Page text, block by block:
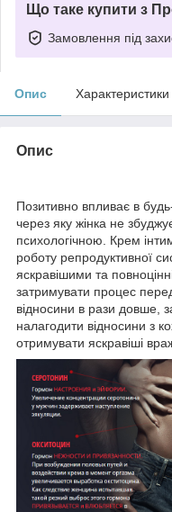
Що таке купити з
Замовлення під
Опис Характеристики
Опис
Позитивно впливає в
через яку жінка не
психологічною. Крем
роботу репродуктивної
яскравішими та
затримувати процес
відносини в рази довше,
налагодити відносини з
отримувати яскравіші